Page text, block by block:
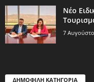
Νέο
7
ΔΗΜΟΦΙΛΗ ΚΑΤΗΓΟΡΙΑ